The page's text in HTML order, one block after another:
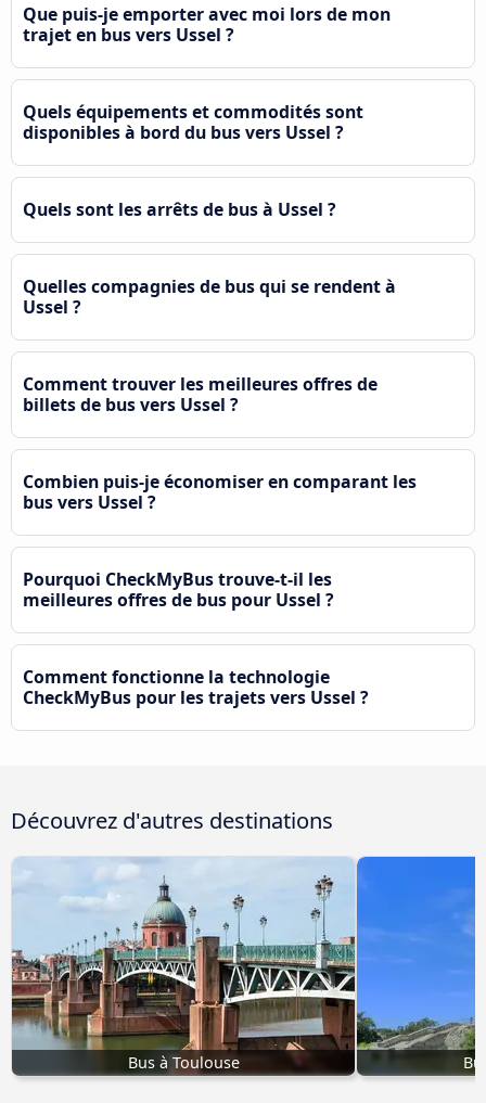
Que puis-je emporter avec moi lors de mon
trajet en bus vers Ussel ?
Quels équipements et commodités sont
disponibles à bord du bus vers Ussel ?
Quels sont les arrêts de bus à Ussel ?
Quelles compagnies de bus qui se rendent à
Ussel ?
Comment trouver les meilleures offres de
billets de bus vers Ussel ?
Combien puis-je économiser en comparant les
bus vers Ussel ?
Pourquoi CheckMyBus trouve-t-il les
meilleures offres de bus pour Ussel ?
Comment fonctionne la technologie
CheckMyBus pour les trajets vers Ussel ?
Découvrez d'autres destinations
Bus à Toulouse